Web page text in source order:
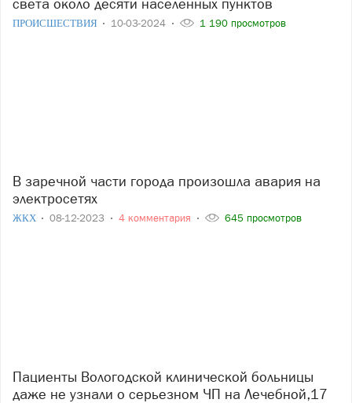
ПРОИСШЕСТВИЯ 10-03-2024 1 190 просмотров
В заречной части города произошла авария на
электросетях
ЖКХ 08-12-2023 4 комментария 645 просмотров
Пациенты Вологодской клинической больницы
даже не узнали о серьезном ЧП на Лечебной,17